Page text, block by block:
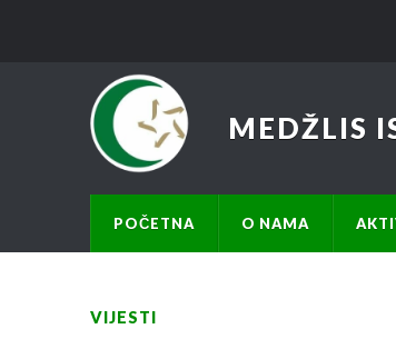
MEDŽLIS
POČETNA O NAMA
VIJESTI